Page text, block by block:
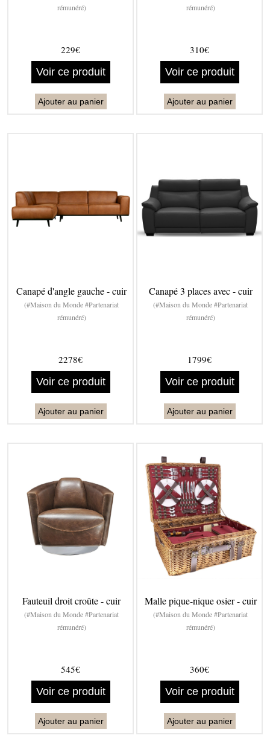
rémunéré)
229€
Voir ce produit
Ajouter au panier
rémunéré)
310€
Voir ce produit
Ajouter au panier
Canapé d'angle gauche - cuir
(#Maison du Monde #Partenariat
rémunéré)
2278€
Voir ce produit
Ajouter au panier
Canapé 3 places avec - cuir
(#Maison du Monde #Partenariat
rémunéré)
1799€
Voir ce produit
Ajouter au panier
Fauteuil droit croûte - cuir
(#Maison du Monde #Partenariat
rémunéré)
545€
Voir ce produit
Ajouter au panier
Malle pique-nique osier - cuir
(#Maison du Monde #Partenariat
rémunéré)
360€
Voir ce produit
Ajouter au panier